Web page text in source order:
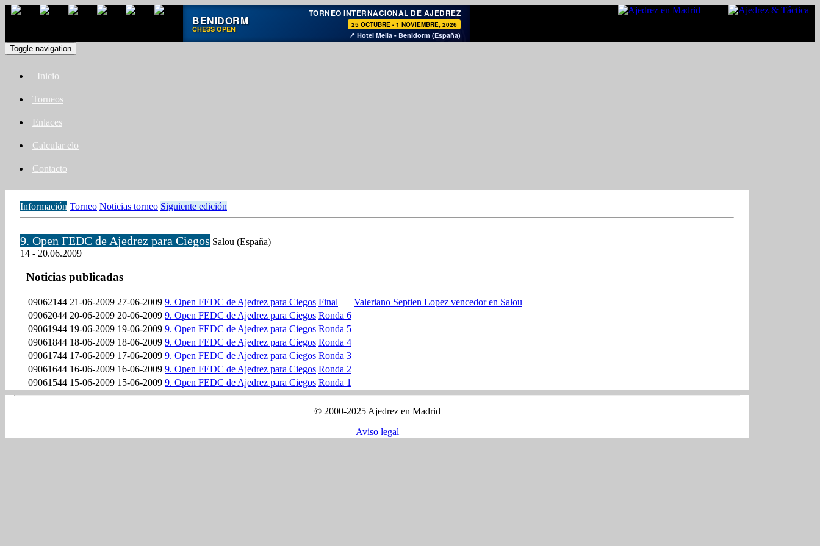
♞
BENIDORM
CHESS OPEN
TORNEO INTERNACIONAL DE AJEDREZ
25 OCTUBRE - 1 NOVIEMBRE, 2026
📍 Hotel Melia - Benidorm (España)
Toggle navigation
Inicio
Torneos
Enlaces
Calcular elo
Contacto
Información Torneo Noticias torneo Siguiente edición
9. Open FEDC de Ajedrez para Ciegos Salou (España)
14 - 20.06.2009
Noticias publicadas
09062144 21-06-2009 27-06-2009 9. Open FEDC de Ajedrez para Ciegos Final
Valeriano Septien Lopez vencedor en Salou
09062044 20-06-2009 20-06-2009 9. Open FEDC de Ajedrez para Ciegos Ronda 6
09061944 19-06-2009 19-06-2009 9. Open FEDC de Ajedrez para Ciegos Ronda 5
09061844 18-06-2009 18-06-2009 9. Open FEDC de Ajedrez para Ciegos Ronda 4
09061744 17-06-2009 17-06-2009 9. Open FEDC de Ajedrez para Ciegos Ronda 3
09061644 16-06-2009 16-06-2009 9. Open FEDC de Ajedrez para Ciegos Ronda 2
09061544 15-06-2009 15-06-2009 9. Open FEDC de Ajedrez para Ciegos Ronda 1
© 2000-2025 Ajedrez en Madrid
Aviso legal